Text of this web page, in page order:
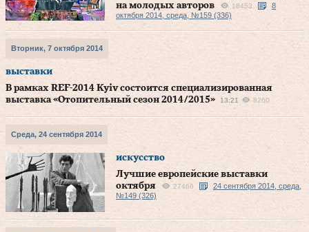
на молодых авторов
18453
8
октября 2014, среда, №159 (336)
Вторник, 7 октября 2014
выставки
В рамках REF-2014 Kyiv состоится специализированная
выставка «Отопительный сезон 2014/2015»
13:21 8260
Среда, 24 сентября 2014
искусство
Лучшие европейские выставки
октября
27466
24 сентября 2014, среда,
№149 (326)